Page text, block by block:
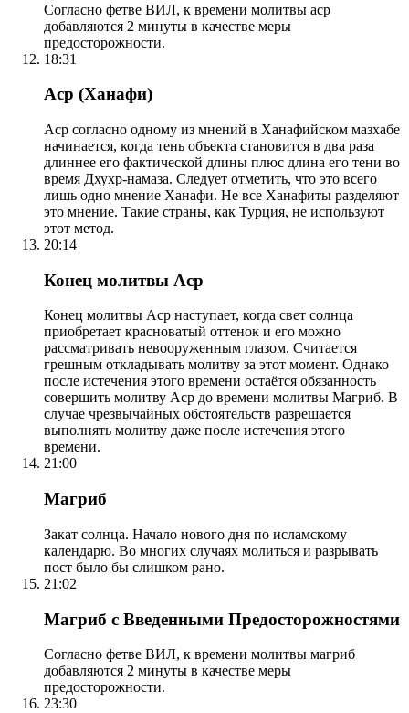
Согласно фетве ВИЛ, к времени молитвы аср
добавляются 2 минуты в качестве меры
предосторожности.
18:31
Аср (Ханафи)
Аср согласно одному из мнений в Ханафийском мазхабе
начинается, когда тень объекта становится в два раза
длиннее его фактической длины плюс длина его тени во
время Дхухр-намаза. Следует отметить, что это всего
лишь одно мнение Ханафи. Не все Ханафиты разделяют
это мнение. Такие страны, как Турция, не используют
этот метод.
20:14
Конец молитвы Аср
Конец молитвы Аср наступает, когда свет солнца
приобретает красноватый оттенок и его можно
рассматривать невооруженным глазом. Считается
грешным откладывать молитву за этот момент. Однако
после истечения этого времени остаётся обязанность
совершить молитву Аср до времени молитвы Магриб. В
случае чрезвычайных обстоятельств разрешается
выполнять молитву даже после истечения этого
времени.
21:00
Магриб
Закат солнца. Начало нового дня по исламскому
календарю. Во многих случаях молиться и разрывать
пост было бы слишком рано.
21:02
Магриб с Введенными Предосторожностями
Согласно фетве ВИЛ, к времени молитвы магриб
добавляются 2 минуты в качестве меры
предосторожности.
23:30